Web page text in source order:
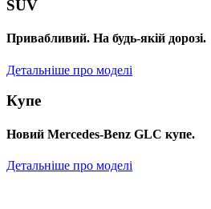
SUV
Привабливий. На будь-якій дорозі.
Детальніше про моделі
Купе
Новий Mercedes-Benz GLС купе.
Детальніше про моделі